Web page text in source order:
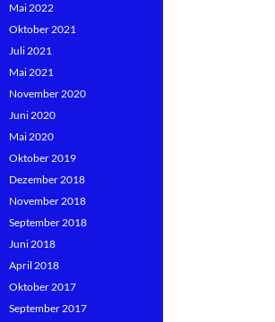
Mai 2022
Oktober 2021
Juli 2021
Mai 2021
November 2020
Juni 2020
Mai 2020
Oktober 2019
Dezember 2018
November 2018
September 2018
Juni 2018
April 2018
Oktober 2017
September 2017